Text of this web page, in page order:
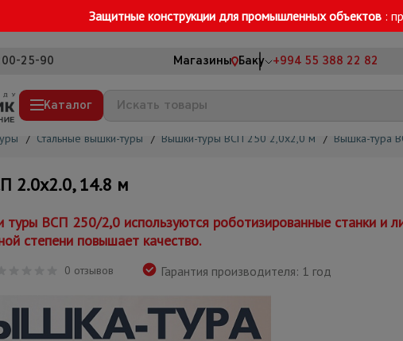
Защитные конструкции для промышленных объектов :
25-90 Магазины Баку +994 55 388 22 82
Каталог
строительные
брезенты
подъемники
строительный
/ Стальные вышки-туры / Вышки-туры ВСП 250 2,0х2,0 м / Вышка-тура
2.0х2.0, 14.8 м
туры ВСП 250/2,0 используются роботизированные станки и
степени повышает качество.
0 отзывов Гарантия производителя: 1 год